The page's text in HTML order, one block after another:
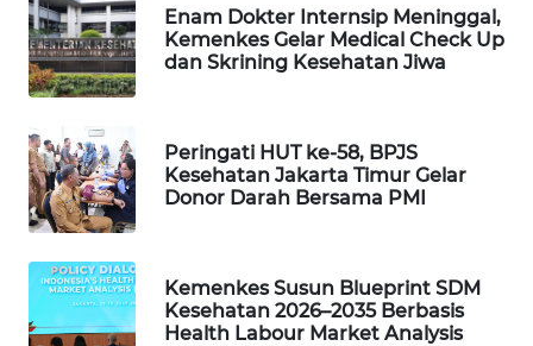
Enam Dokter Internsip Meninggal,
Kemenkes Gelar Medical Check Up
dan Skrining Kesehatan Jiwa
Peringati HUT ke-58, BPJS
Kesehatan Jakarta Timur Gelar
Donor Darah Bersama PMI
Kemenkes Susun Blueprint SDM
Kesehatan 2026–2035 Berbasis
Health Labour Market Analysis
OTOMOTIF
WAHANA
HEALTH
WAHANA
DESA
WISATA
LAPAK
WAHANA